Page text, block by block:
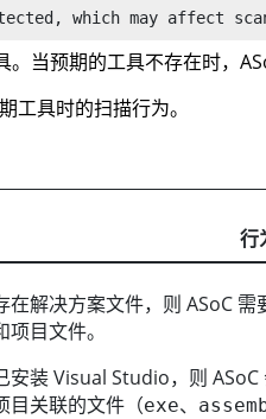
which may affect
当预期的工具不存在时，
工具时的扫描行为。
行
在解决方案文件，则ASoC 需
项目文件。
安装 Visual Studio，则ASoC
目关联的文件（exe、